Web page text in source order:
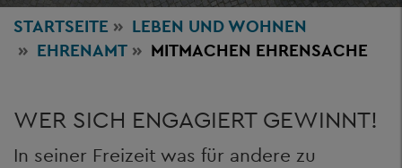
STARTSEITE LEBEN UND WOHNEN
EHRENAMT
MITMACHEN EHRENSACHE
WER SICH ENGAGIERT GEWINNT!
In seiner Freizeit was für andere zu